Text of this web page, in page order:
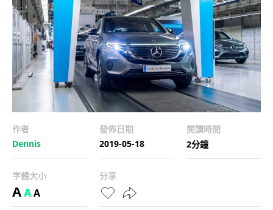
作者
Dennis
發佈日期
2019-05-18
閱讀時間
2分鐘
字體大小
AAA
分享